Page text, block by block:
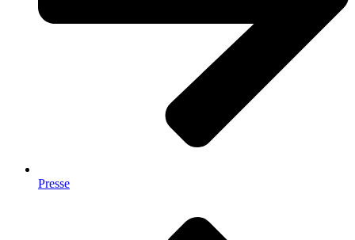
Presse